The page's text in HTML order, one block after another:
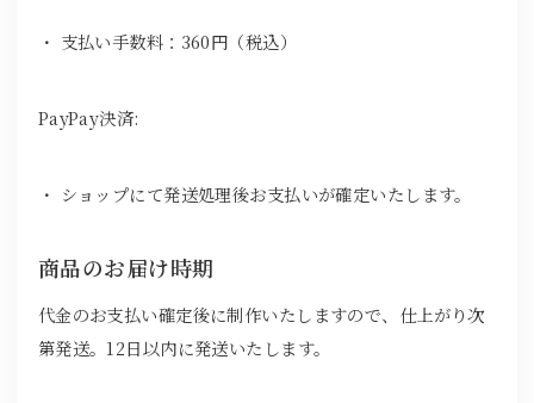
・ 支払い手数料：360円（税込）
PayPay決済:
・ ショップにて発送処理後お支払いが確定いたします。
商品のお届け時期
代金のお支払い確定後に制作いたしますので、仕上がり次
第発送。12日以内に発送いたします。